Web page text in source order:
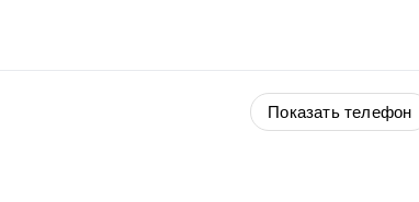
Показать телефон